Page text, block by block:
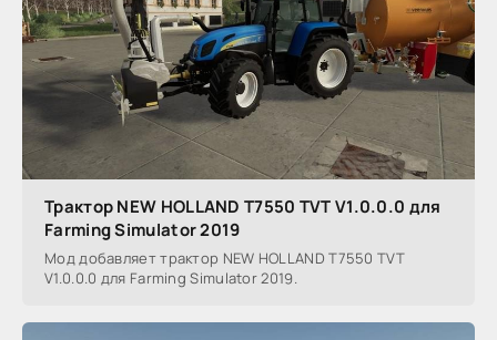
Трактор NEW HOLLAND T7550 TVT V1.0.0.0 для
Farming Simulator 2019
Мод добавляет трактор NEW HOLLAND T7550 TVT
V1.0.0.0 для Farming Simulator 2019.